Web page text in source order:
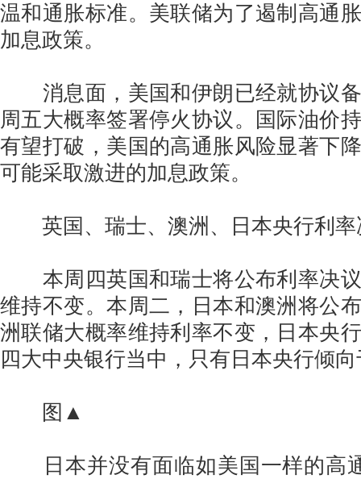
温和通胀标准。美联储为了遏制高通
加息政策。
消息面，美国和伊朗已经就协议备
周五大概率签署停火协议。国际油价
有望打破，美国的高通胀风险显著下
可能采取激进的加息政策。
英国、瑞士、澳洲、日本央行利率
本周四英国和瑞士将公布利率决议
维持不变。本周二，日本和澳洲将公
洲联储大概率维持利率不变，日本央
四大中央银行当中，只有日本央行倾
图▲
日本并没有面临如美国一样的高